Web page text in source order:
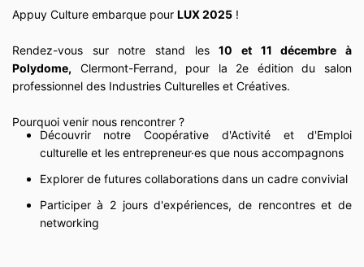
PLAQUETTE
DE
PRÉSENTATION
CULTURE
Appuy Culture embarque pour LUX 2025 !
Rendez-vous sur notre stand les10 et 11 décembre à
Polydome, Clermont-Ferrand, pour la 2e édition du salon
professionnel des Industries Culturelles et Créatives.
Pourquoi venir nous rencontrer ?
Découvrir notre Coopérative d'Activité et d'Emploi
culturelle et les entrepreneur·es que nous accompagnons
Explorer de futures collaborations dans un cadre convivial
Participer à 2 jours d'expériences, de rencontres et de
networking